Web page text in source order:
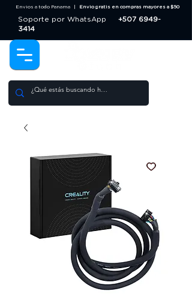
Envios a todo Panama | Envio gratis en compras mayores a $50
Soporte por WhatsApp
+507 6949-
3414